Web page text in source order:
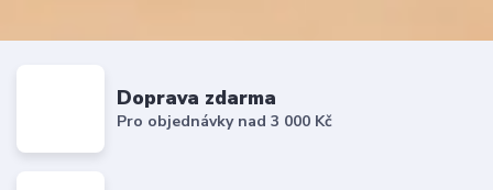
Doprava zdarma
Pro objednávky nad 3 000 Kč